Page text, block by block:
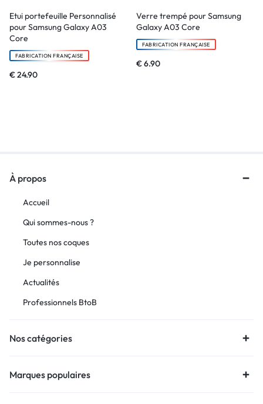
Etui portefeuille Personnalisé
pour Samsung Galaxy A03
Core
FABRICATION FRANÇAISE
€24.90
Verre trempé pour Samsung
Galaxy A03 Core
FABRICATION FRANÇAISE
€6.90
À propos
Accueil
Qui sommes-nous ?
Toutes nos coques
Je personnalise
Actualités
Professionnels BtoB
Nos catégories
Marques populaires